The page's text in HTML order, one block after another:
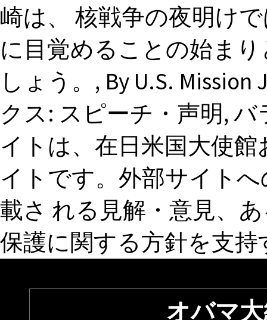
崎は、 核戦争の夜明け
に目覚めることの始ま
しょう。, By U.S. Mission
クス: スピーチ・声明,
イトは、在日米国大使
イトです。外部サイト
載さ れる見解・意見、
保護に関する方針を支
オバマ